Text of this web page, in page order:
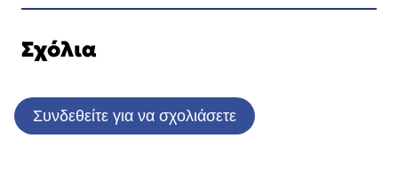
Σχόλια
Συνδεθείτε για να σχολιάσετε